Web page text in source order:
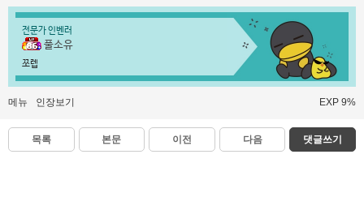
전문가 인벤러
풀소유
쪼렙
메뉴 인장보기 EXP 9%
목록 본문 이전 다음 댓글쓰기